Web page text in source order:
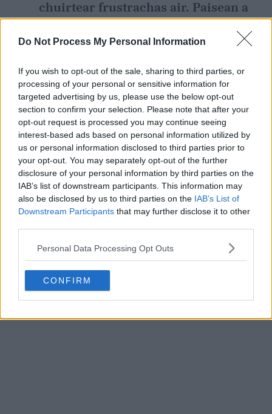
Do Not Process My Personal Information
If you wish to opt-out of the sale, sharing to third parties, or
processing of your personal or sensitive information for
targeted advertising by us, please use the below opt-out
section to confirm your selection. Please note that after your
opt-out request is processed you may continue seeing
interest-based ads based on personal information utilized by
us or personal information disclosed to third parties prior to
your opt-out. You may separately opt-out of the further
disclosure of your personal information by third parties on the
IAB’s list of downstream participants. This information may
also be disclosed by us to third parties on the IAB’s List of
Downstream Participants that may further disclose it to other
Personal Data Processing Opt Outs
CONFIRM
chuirtear frustrachas air. Paisean a
bhfuil ann, is breá linn ár bhfoireann.
Éist, má tá tú chun teacht inár dtreo,
díobh.
Ní bheinn ró-chrua orthu. Tá siad
bródúil as an méid atá á bhaint
amach acu, tá siad ag iarraidh a
bheith iomaíoch agus tá muinín acu
iontu féin a bheith leis na foirne suas
ansin.
Is cinnte go bhfuil an Afraic Theas ag caint
faoin sotal Éireannach is cosúil a bhfuil i gceist